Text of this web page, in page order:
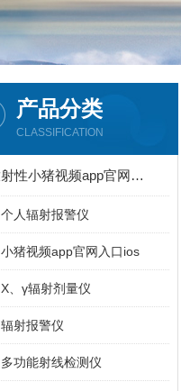
产品分类
CLASSIFICATION
放射性小猪视频app官网入口ios
个人辐射报警仪
小猪视频app官网入口ios
X、γ辐射剂量仪
辐射报警仪
多功能射线检测仪